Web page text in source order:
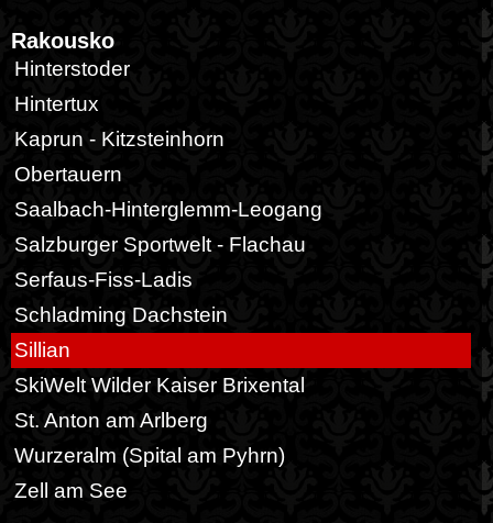
Rakousko
Hinterstoder
Hintertux
Kaprun - Kitzsteinhorn
Obertauern
Saalbach-Hinterglemm-Leogang
Salzburger Sportwelt - Flachau
Serfaus-Fiss-Ladis
Schladming Dachstein
Sillian
SkiWelt Wilder Kaiser Brixental
St. Anton am Arlberg
Wurzeralm (Spital am Pyhrn)
Zell am See